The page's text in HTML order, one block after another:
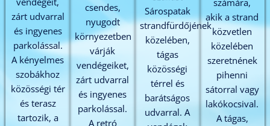
zárt udvarral
és ingyenes
parkolással.
A kényelmes
szobákhoz
közösségi tér
és terasz
tartozik, a
csendes,
nyugodt
környezetben
várják
vendégeiket,
zárt udvarral
és ingyenes
parkolással.
A retró
Sárospatak
strandfürdőjének
közelében,
tágas
közösségi
térrel és
barátságos
udvarral. A
akik a strand
közvetlen
közelében
szeretnének
pihenni
sátorral vagy
lakókocsival.
A tágas,